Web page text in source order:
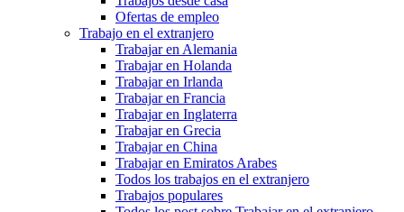
Ofertas de empleo
Trabajo en el extranjero
Trabajar en Alemania
Trabajar en Holanda
Trabajar en Irlanda
Trabajar en Francia
Trabajar en Inglaterra
Trabajar en Grecia
Trabajar en China
Trabajar en Emiratos Arabes
Todos los trabajos en el extranjero
Trabajos populares